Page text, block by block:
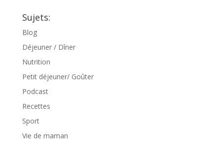
Sujets:
Blog
Déjeuner / Dîner
Nutrition
Petit déjeuner/ Goûter
Podcast
Recettes
Sport
Vie de maman